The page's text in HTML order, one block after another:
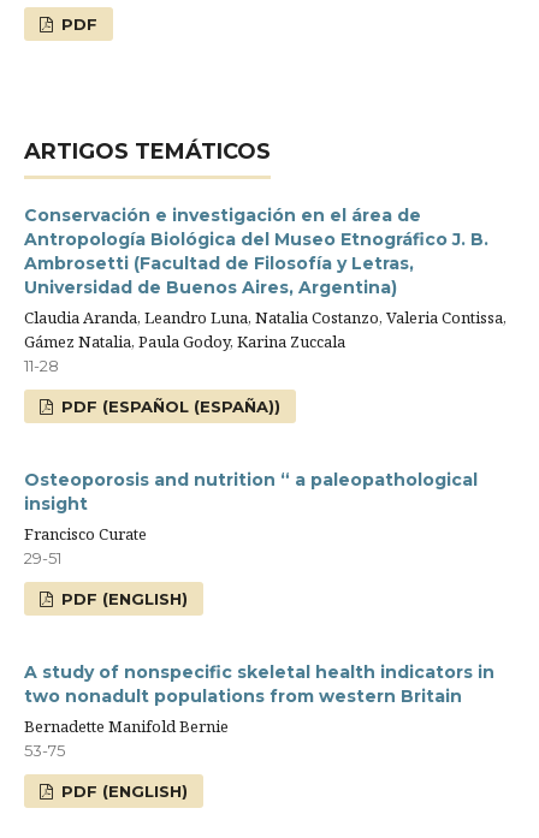
PDF
ARTIGOS TEMÁTICOS
Conservación e investigación en el área de
Antropología Biológica del Museo Etnográfico J. B.
Ambrosetti (Facultad de Filosofía y Letras,
Universidad de Buenos Aires, Argentina)
Claudia Aranda, Leandro Luna, Natalia Costanzo, Valeria Contissa,
Gámez Natalia, Paula Godoy, Karina Zuccala
11-28
PDF (ESPAÑOL (ESPAÑA))
Osteoporosis and nutrition “ a paleopathological
insight
Francisco Curate
29-51
PDF (ENGLISH)
A study of nonspecific skeletal health indicators in
two nonadult populations from western Britain
Bernadette Manifold Bernie
53-75
PDF (ENGLISH)